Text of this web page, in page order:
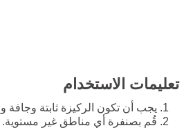
تعليمات الاستخدام
يجب أن تكون الركيزة ثابتة وجافة
قُم بصنفرة أي مناطق غير مستوية.